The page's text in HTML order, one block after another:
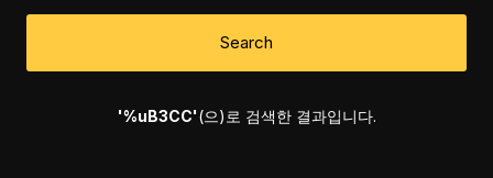
Search
'%uB3CC'(으)로 검색한 결과입니다.